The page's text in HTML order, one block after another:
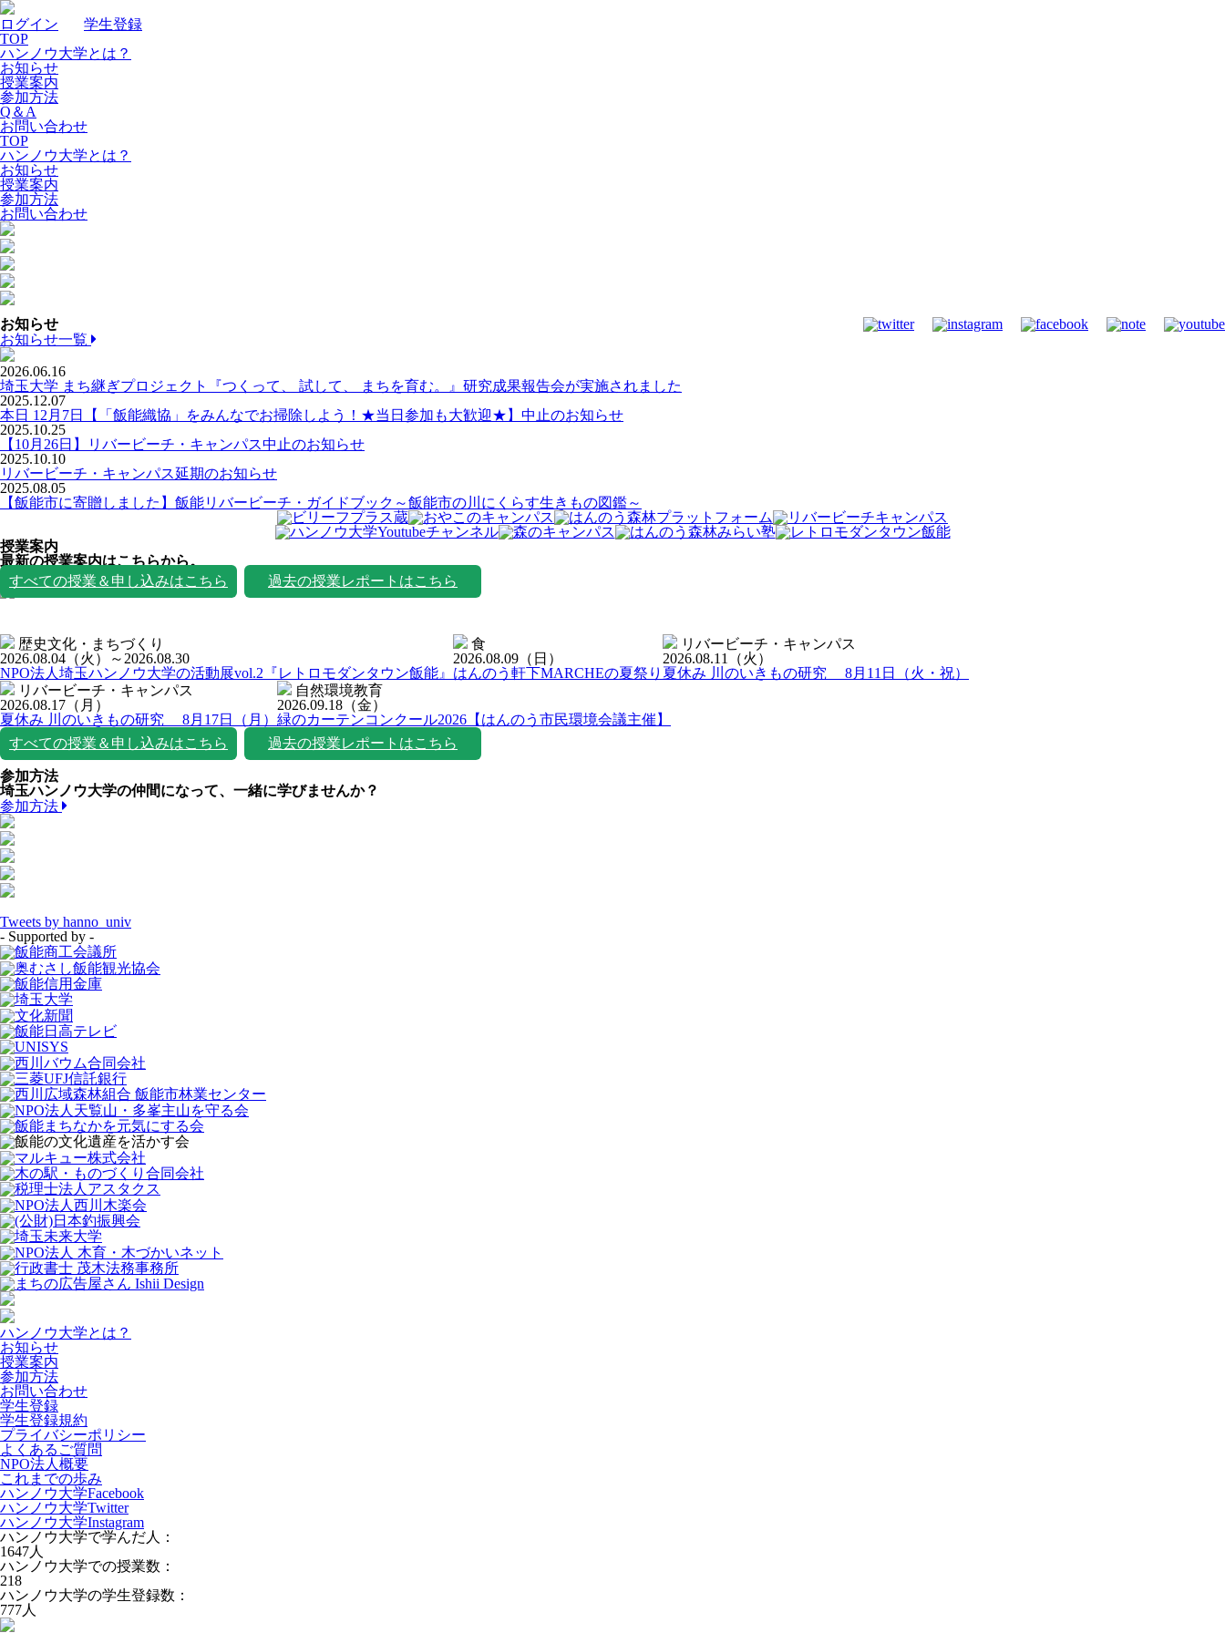
ログイン
学生登録
TOP
ハンノウ大学とは？
お知らせ
授業案内
参加方法
Q＆A
お問い合わせ
TOP
ハンノウ大学とは？
お知らせ
授業案内
参加方法
お問い合わせ
お知らせ
お知らせ一覧
2026.06.16
埼玉大学 まち継ぎプロジェクト『つくって、 試して、 まちを育む。』研究成果報告会が実施されました
2025.12.07
本日 12月7日【「飯能織協」をみんなでお掃除しよう！★当日参加も大歓迎★】中止のお知らせ
2025.10.25
【10月26日】リバービーチ・キャンパス中止のお知らせ
2025.10.10
リバービーチ・キャンパス延期のお知らせ
2025.08.05
【飯能市に寄贈しました】飯能リバービーチ・ガイドブック～飯能市の川にくらす生きもの図鑑～
授業案内
最新の授業案内はこちらから。
授業一覧
すべての授業＆申し込みはこちら 過去の授業レポートはこちら
歴史文化・まちづくり
2026.08.04 （火）
～2026.08.30
NPO法人埼玉ハンノウ大学の活動展vol.2『レトロモダンタウン飯能』
食
2026.08.09 （日）
はんのう軒下MARCHEの夏祭り
リバービーチ・キャンパス
2026.08.11
（火）
夏休み 川のいきもの研究 8月11日（火・祝）
リバービーチ・キャンパス
2026.08.17 （月）
夏休み 川のいきもの研究 8月17日（月）
自然環境教育
2026.09.18 （金）
緑のカーテンコンクール2026【はんのう市民環境会議主催】
すべての授業＆申し込みはこちら
過去の授業レポートはこちら
参加方法
埼玉ハンノウ大学の仲間になって、一緒に学びませんか？
参加方法
Tweets by hanno_univ
- Supported by -
ハンノウ大学とは？
お知らせ
授業案内
参加方法
お問い合わせ
学生登録
学生登録規約
プライバシーポリシー
よくあるご質問
NPO法人概要
これまでの歩み
ハンノウ大学Facebook
ハンノウ大学Twitter
ハンノウ大学Instagram
ハンノウ大学で学んだ人：
1647人
ハンノウ大学での授業数：
218
ハンノウ大学の学生登録数：
777人